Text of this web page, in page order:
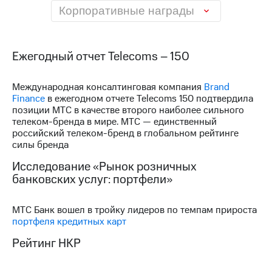
региона
Контакты
Медиа-центр
Пресс-
релизы
МТС
о технологиях
Достижения
Финансовая
отчетность
Контакты
Корпоративные награды
Ежегодный отчет Telecoms – 150
Международная консалтинговая компания Brand
Finance в ежегодном отчете Telecoms 150 подтвердила
позиции МТС в качестве второго наиболее сильного
телеком-бренда в мире. МТС — единственный
российский телеком-бренд в глобальном рейтинге
силы бренда
Исследование «Рынок розничных
банковских услуг: портфели»
МТС Банк вошел в тройку лидеров по темпам прироста
портфеля кредитных карт
Рейтинг НКР